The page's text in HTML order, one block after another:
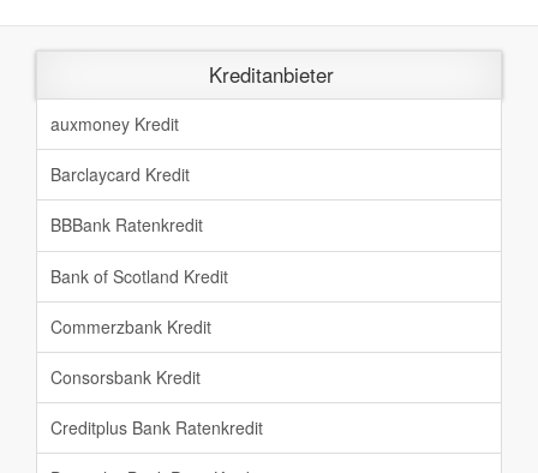
Kreditanbieter
auxmoney Kredit
Barclaycard Kredit
BBBank Ratenkredit
Bank of Scotland Kredit
Commerzbank Kredit
Consorsbank Kredit
Creditplus Bank Ratenkredit